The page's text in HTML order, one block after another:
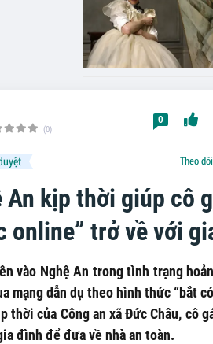
An kịp thời giúp cô
online” trở về với
vào Nghệ An trong tình trạng
mạng dẫn dụ theo hình thức “bắt
thời của Công an xã Đức Châu, cô
đình để đưa về nhà an toàn.
(0)
0
Theo